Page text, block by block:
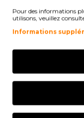
Iln'y a pas d'avis pour
Aussi
Pour des informations
utilisons, veuillez
Informations